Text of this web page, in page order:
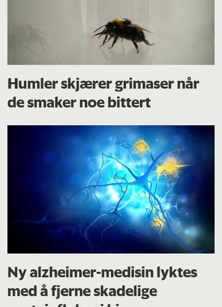
Humler skjærer grimaser når
de smaker noe bittert
Ny alzheimer-medisin lyktes
med å fjerne skadelige